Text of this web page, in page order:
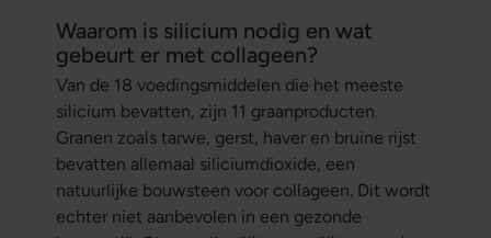
Waarom is silicium nodig en wat
gebeurt er met collageen?
Van de 18 voedingsmiddelen die het meeste
silicium bevatten, zijn 11 graanproducten.
Granen zoals tarwe, gerst, haver en bruine rijst
bevatten allemaal siliciumdioxide, een
natuurlijke bouwsteen voor collageen. Dit wordt
echter niet aanbevolen in een gezonde